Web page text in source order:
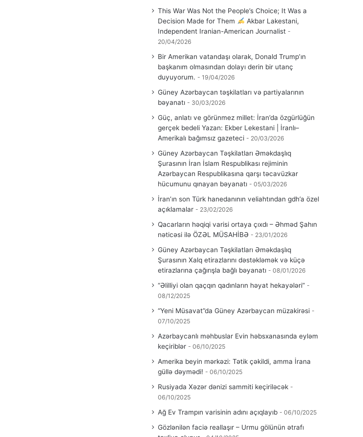
This War Was Not the People’s Choice; It Was a
Decision Made for Them
Akbar Lakestani,
Independent Iranian-American Journalist
20/04/2026
Bir Amerikan vatandaşı olarak, Donald Trump’ın
başkanım olmasından dolayı derin bir utanç
duyuyorum.
19/04/2026
Güney Azərbaycan təşkilatları və partiyalarının
bəyanatı
30/03/2026
Güç, anlatı ve görünmez millet: İran’da özgürlüğün
gerçek bedeli Yazan: Ekber Lekestani | İranlı–
Amerikalı bağımsız gazeteci
20/03/2026
Güney Azərbaycan Təşkilatları Əməkdaşlıq
Şurasının İran İslam Respublikası rejiminin
Azərbaycan Respublikasına qarşı təcavüzkar
hücumunu qınayan bəyanatı
05/03/2026
İran’ın son Türk hanedanının veliahtından gdh’a özel
açıklamalar
23/02/2026
Qacarların həqiqi varisi ortaya çıxdı – Əhməd Şahın
nəticəsi ilə ÖZƏL MÜSAHİBƏ
23/01/2026
Güney Azərbaycan Təşkilatları Əməkdaşlıq
Şurasının Xalq etirazlarını dəstəkləmək və küçə
etirazlarına çağırışla bağlı bəyanatı
08/01/2026
“Əlilliyi olan qaçqın qadınların həyat hekayələri”
08/12/2025
“Yeni Müsavat”da Güney Azərbaycan müzakirəsi
07/10/2025
Azərbaycanlı məhbuslar Evin həbsxanasında eyləm
keçiriblər
06/10/2025
Amerika beyin mərkəzi: Tətik çəkildi, amma İrana
güllə dəymədi!
06/10/2025
Rusiyada Xəzər dənizi sammiti keçiriləcək
06/10/2025
Ağ Ev Trampın varisinin adını açıqlayıb 06/10/2025
Gözlənilən faciə reallaşır – Urmu gölünün ətrafı